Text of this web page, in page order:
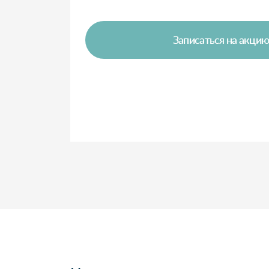
Записаться на акцию